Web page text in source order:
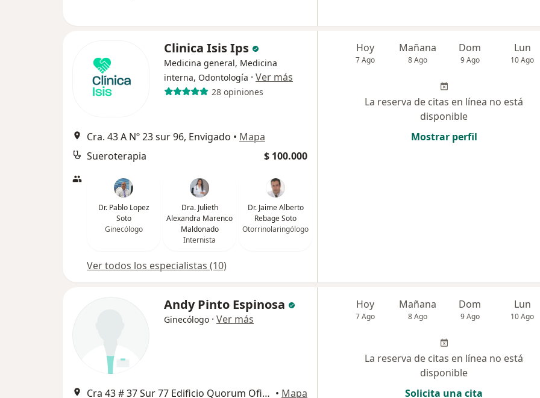
Clinica Isis Ips
Medicina general, Medicina
interna, Odontología · Ver más
28 opiniones
Cra. 43 A Nº 23 sur 96, Envigado • Mapa
Sueroterapia
$ 100.000
Dr. Pablo Lopez
Soto
Ginecólogo
Dra. Julieth
Alexandra Marenco
Maldonado
Internista
Dr. Jaime Alberto
Rebage Soto
Otorrinolaringólogo
Ver todos los especialistas (10)
Hoy
7 Ago
Mañana
8 Ago
Dom
9 Ago
Lun
10 Ago
La reserva de citas en línea no está
disponible
Mostrar perfil
Andy Pinto Espinosa
Ginecólogo · Ver más
Cra 43 # 37 Sur 77 Edificio Quorum Ofic. 303-304 Parque Envigado, Envigado • Mapa
Hoy
7 Ago
Mañana
8 Ago
Dom
9 Ago
Lun
10 Ago
La reserva de citas en línea no está
disponible
Solicita una cita